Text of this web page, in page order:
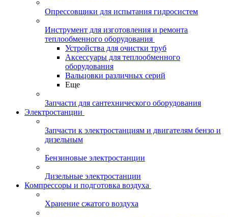
Опрессовщики для испытания гидросистем
Инструмент для изготовления и ремонта
теплообменного оборудования
Устройства для очистки труб
Аксессуары для теплообменного
оборудования
Вальцовки различных серий
Еще
Запчасти для сантехнического оборудования
Электростанции
Запчасти к электростанциям и двигателям бензо и
дизельным
Бензиновые электростанции
Дизельные электростанции
Компрессоры и подготовка воздуха
Хранение сжатого воздуха